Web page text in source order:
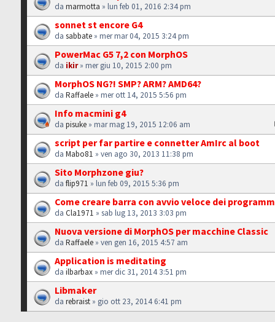
damarmotta » lun feb 01, 2016 2:34 pm
sonnet st encore G4
dasabbate » mer mar 04, 2015 3:24 pm
PowerMac G5 7,2 con MorphOS
da ikir» mer giu 10, 2015 2:00 pm
MorphOS NG?! SMP? ARM? AMD64?
daRaffaele » mer ott 14, 2015 5:56 pm
Info macmini g4
dapisuke » mar mag 19, 2015 12:06 am
script per far partire e connetter AmIrc al boot
daMabo81 » ven ago 30, 2013 11:38 pm
Sito Morphzone giu?
daflip971 » lun feb 09, 2015 5:36 pm
Come creare barra con avvio veloce dei
daCla1971 » sab lug 13, 2013 3:03 pm
Nuova versione di MorphOS per macchine Classic
daRaffaele » ven gen 16, 2015 4:57 am
Application is meditating
dailbarbax » mer dic 31, 2014 3:51 pm
Libmaker
darebraist » gio ott 23, 2014 6:41 pm